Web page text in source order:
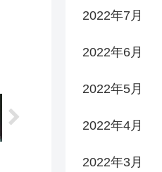
2022年7月
2022年6月
2022年5月
2022年4月
2022年3月